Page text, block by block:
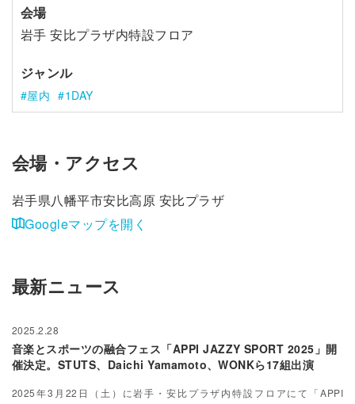
会場
岩手 安比プラザ内特設フロア
ジャンル
屋内 1DAY
会場・アクセス
岩手県八幡平市安比高原 安比プラザ
Googleマップを開く
最新ニュース
2025.2.28
音楽とスポーツの融合フェス「APPI JAZZY SPORT 2025」開
催決定。STUTS、Daichi Yamamoto、WONKら17組出演
2025年3月22日（土）に岩手・安比プラザ内特設フロアにて「APPI